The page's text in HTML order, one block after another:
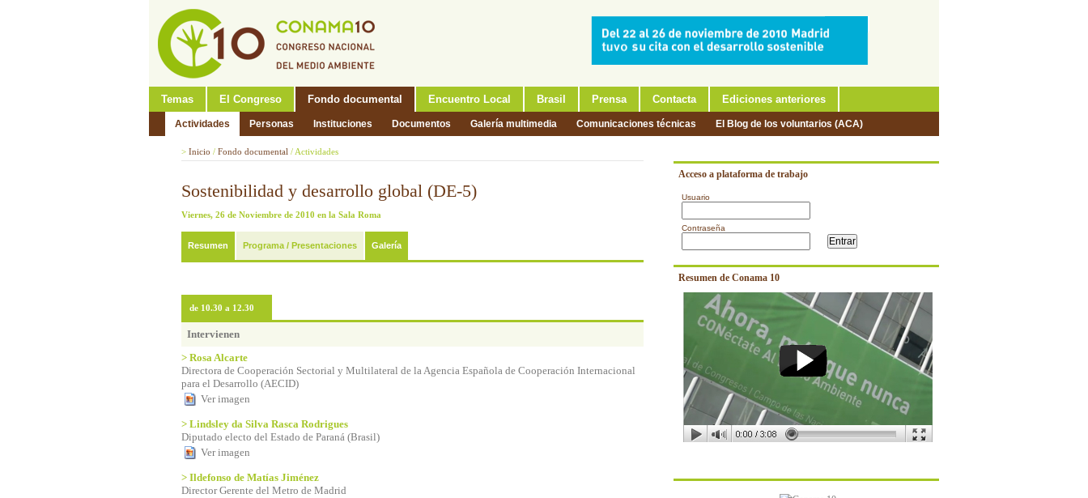
Temas El Congreso Fondo documental Encuentro Local Brasil Prensa Contacta Ediciones anteriores
Actividades Personas Instituciones Documentos Galería multimedia Comunicaciones técnicas El Blog de los voluntarios (ACA)
Acceso a plataforma de trabajo
Usuario
Contraseña
Resumen de Conama 10
> Inicio / Fondo documental / Actividades
Sostenibilidad y desarrollo global (DE-5)
Viernes, 26 de Noviembre de 2010 en la Sala Roma
Resumen Programa / Presentaciones Galería
de 10.30 a 12.30
Intervienen
> Rosa Alcarte
Directora de Cooperación Sectorial y Multilateral de la Agencia Española de Cooperación Internacional
para el Desarrollo (AECID)
Ver imagen
> Lindsley da Silva Rasca Rodrigues
Diputado electo del Estado de Paraná (Brasil)
Ver imagen
> Ildefonso de Matías Jiménez
Director Gerente del Metro de Madrid